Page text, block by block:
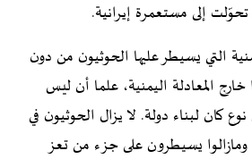
إلى مستعمرة إيرانية.
التي يسيطر عليها الحوثيون من دون
المعادلة اليمنية، علما أن ليس
كان لبناء دولة. لا يزال الحوثيون في
يسيطرون على جزء من تعز